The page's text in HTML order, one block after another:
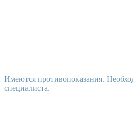
Имеются противопоказания.
специалиста.